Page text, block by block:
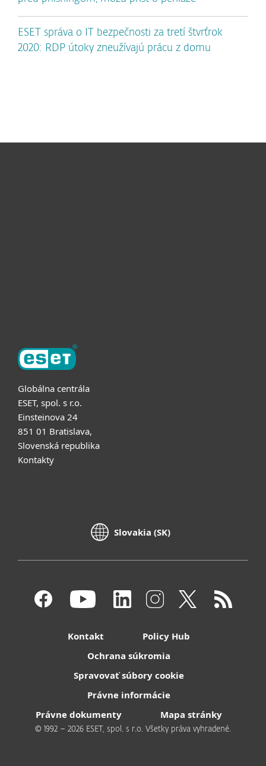
ESET správa o IT bezpečnosti za tretí štvrťrok
2020: RDP útoky zneužívajú prácu z domu
Globálna centrála
ESET, spol. s r.o.
Einsteinova 24
851 01 Bratislava,
Slovenská republika
Kontakty
Slovakia (SK)
Kontakt
Policy Hub
Ochrana súkromia
Spravovať súbory cookie
Právne informácie
Právne dokumenty
Mapa stránky
© 1992 – 2026 ESET, spol. s r.o. Všetky práva vyhradené.